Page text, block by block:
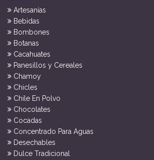
Artesanías
Bebidas
Bombones
Botanas
Cacahuates
Panesillos y Cereales
Chamoy
Chicles
Chile En Polvo
Chocolates
Cocadas
Concentrado Para Aguas
Desechables
Dulce Tradicional